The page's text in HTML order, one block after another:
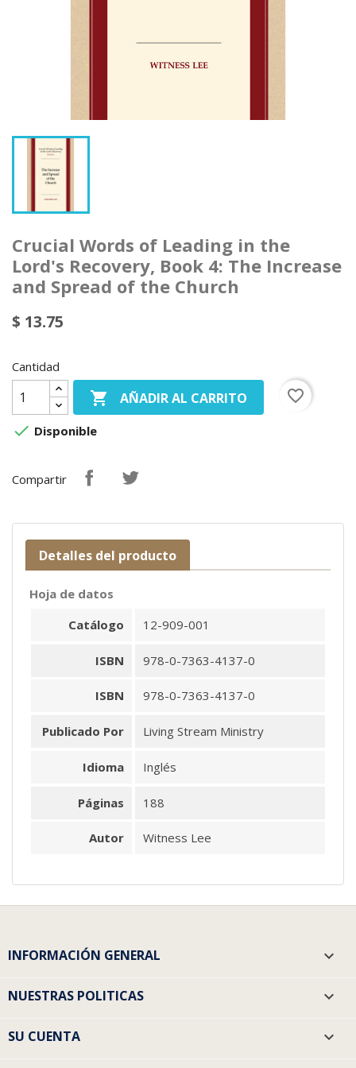
Crucial Words of Leading in the
Lord's Recovery, Book 4: The Increase
and Spread of the Church
$ 13.75
Cantidad
 AÑADIR AL CARRITO
favorite_border
 Disponible
Compartir
Detalles del producto
Hoja de datos
Catálogo
12-909-001
ISBN 978-0-7363-4137-0
ISBN 978-0-7363-4137-0
Publicado Por Living Stream Ministry
Idioma Inglés
Páginas 188
Autor Witness Lee
INFORMACIÓN GENERAL 
NUESTRAS POLITICAS 
SU CUENTA 